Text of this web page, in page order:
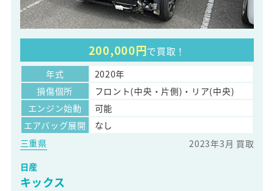
200,000円で買取！
年式
2020年
損傷個所
フロント(中央・片側)・リア(中央)
エンジン始動
可能
エアバッグ展開
なし
三重県
2023年3月 買取
日産
キックス